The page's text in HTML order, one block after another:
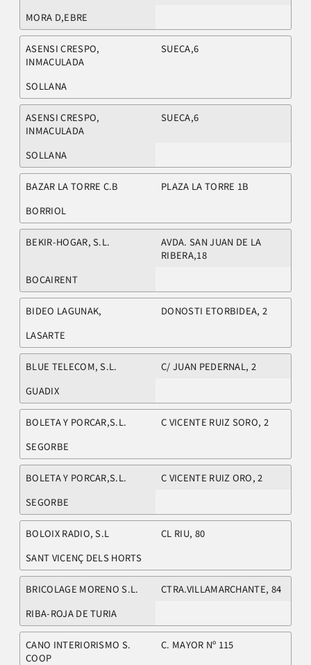
MORA D,EBRE
ASENSI CRESPO,
INMACULADA
SUECA,6
SOLLANA
ASENSI CRESPO,
INMACULADA
SUECA,6
SOLLANA
BAZAR LA TORRE C.B
PLAZA LA TORRE 1B
BORRIOL
BEKIR-HOGAR, S.L.
AVDA. SAN JUAN DE LA
RIBERA,18
BOCAIRENT
BIDEO LAGUNAK,
DONOSTI ETORBIDEA, 2
LASARTE
BLUE TELECOM, S.L.
C/ JUAN PEDERNAL, 2
GUADIX
BOLETA Y PORCAR,S.L.
C VICENTE RUIZ SORO, 2
SEGORBE
BOLETA Y PORCAR,S.L.
C VICENTE RUIZ ORO, 2
SEGORBE
BOLOIX RADIO, S.L
CL RIU, 80
SANT VICENÇ DELS HORTS
BRICOLAGE MORENO S.L.
CTRA.VILLAMARCHANTE, 84
RIBA-ROJA DE TURIA
CANO INTERIORISMO S.
COOP
C. MAYOR Nº 115